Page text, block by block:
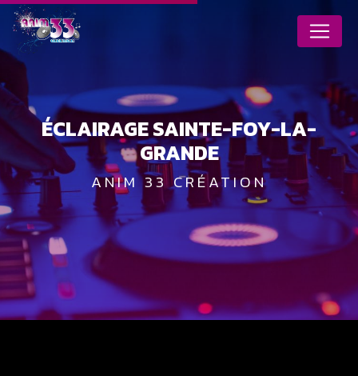
ÉCLAIRAGE SAINTE-FOY-LA-
GRANDE
ANIM 33 CRÉATION
Panneau de gestion des cookies